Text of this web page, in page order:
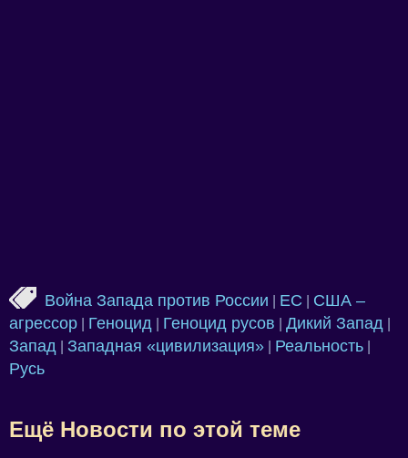
Война Запада против России ЕС
США –
агрессор
Геноцид Геноцид русов Дикий Запад
Запад Западная «цивилизация» Реальность
Русь
Ещё Новости по этой теме